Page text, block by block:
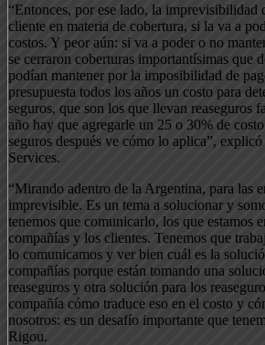
“Entonces, por ese lado, la imprevisibilidad
cliente en materia de cobertura, si la va a
costos. Y peor aún: si va a poder o no
se cerraron coberturas importantísimas que
podían mantener por la imposibilidad de
presupuesta todos los años un costo para
seguros, que son los que llevan reaseguros
año hay que agregarle un 25 o 30% de
seguros después ve cómo lo aplica”,
Services.
“Mirando adentro de la Argentina, para las
imprevisible. Es un tema a solucionar y
tenemos que comunicarlo, los que estamos
compañías y los clientes. Tenemos que
lo comunicamos y ver bien cuál es la
compañías porque están tomando una
reaseguros y otra solución para los
compañía cómo traduce eso en el costo y
nosotros: es un desafío importante que
Rigou.